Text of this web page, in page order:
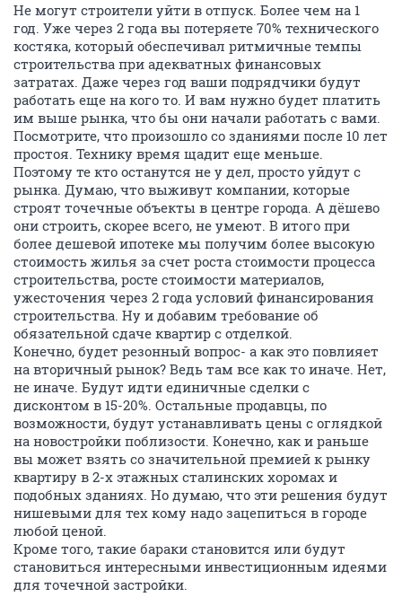
Не могут строители уйти в отпуск. Более чем на 1
год. Уже через 2 года вы потеряете 70% технического
костяка, который обеспечивал ритмичные темпы
строительства при адекватных финансовых
затратах. Даже через год ваши подрядчики будут
работать еще на кого то. И вам нужно будет платить
им выше рынка, что бы они начали работать с вами.
Посмотрите, что произошло со зданиями после 10 лет
простоя. Технику время щадит еще меньше.
Поэтому те кто останутся не у дел, просто уйдут с
рынка. Думаю, что выживут компании, которые
строят точечные объекты в центре города. А дёшево
они строить, скорее всего, не умеют. В итого при
более дешевой ипотеке мы получим более высокую
стоимость жилья за счет роста стоимости процесса
строительства, росте стоимости материалов,
ужесточения через 2 года условий финансирования
строительства. Ну и добавим требование об
обязательной сдаче квартир с отделкой.
Конечно, будет резонный вопрос- а как это повлияет
на вторичный рынок? Ведь там все как то иначе. Нет,
не иначе. Будут идти единичные сделки с
дисконтом в 15-20%. Остальные продавцы, по
возможности, будут устанавливать цены с оглядкой
на новостройки поблизости. Конечно, как и раньше
вы может взять со значительной премией к рынку
квартиру в 2-х этажных сталинских хоромах и
подобных зданиях. Но думаю, что эти решения будут
нишевыми для тех кому надо зацепиться в городе
любой ценой.
Кроме того, такие бараки становится или будут
становиться интересными инвестиционным идеями
для точечной застройки.